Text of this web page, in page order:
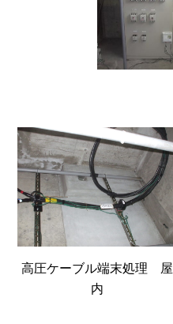
電気室改造
建物別・施設別実績
公共施設
工場
高圧ケーブル端末処理 屋
内